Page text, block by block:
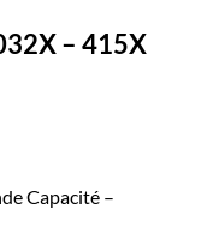
– 415X
Capacité –